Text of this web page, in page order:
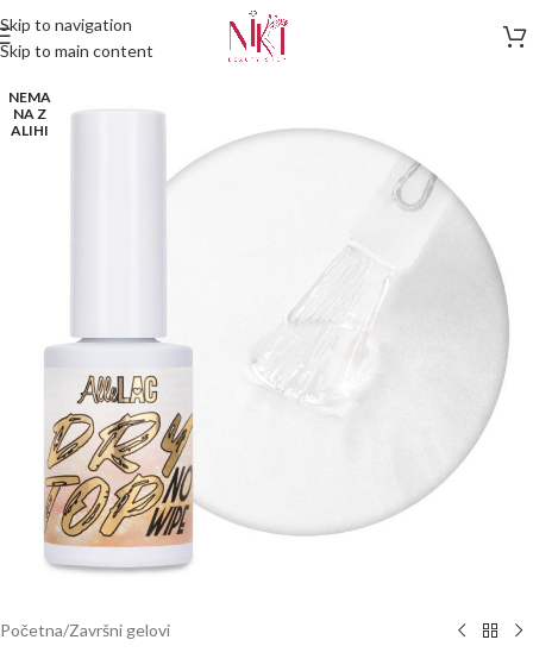
Skip to navigation
Skip to main content
NEMA
NA Z
ALIHI
Početna/Završni gelovi